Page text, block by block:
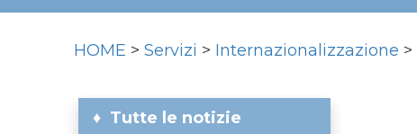
HOME > Servizi > Internazionalizzazione >
Tutte le notizie